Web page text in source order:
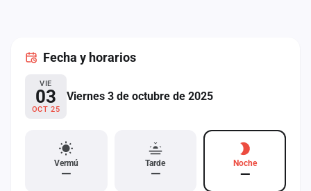
Fecha y horarios
VIE
03
OCT 25
Viernes 3 de octubre de 2025
Vermú
—
Tarde
—
Noche
—
Administración
Contacto